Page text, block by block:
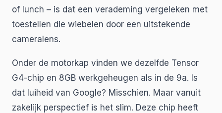
of lunch – is dat een verademing vergeleken met
toestellen die wiebelen door een uitstekende
cameralens.
Onder de motorkap vinden we dezelfde Tensor
G4-chip en 8GB werkgeheugen als in de 9a. Is
dat luiheid van Google? Misschien. Maar vanuit
zakelijk perspectief is het slim. Deze chip heeft